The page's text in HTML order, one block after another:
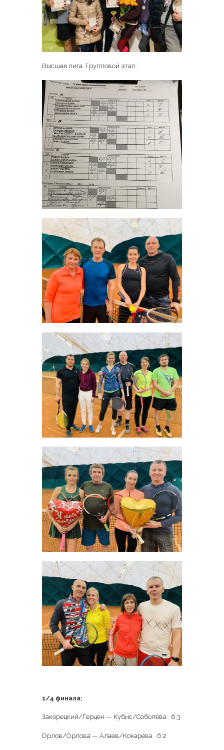
Высшая лига. Групповой этап.
1/4 финала:
Закорецкий/Герцен — Кубис/Соболева 6:3
Орлов/Орлова — Алаев/Кокарева 6:2